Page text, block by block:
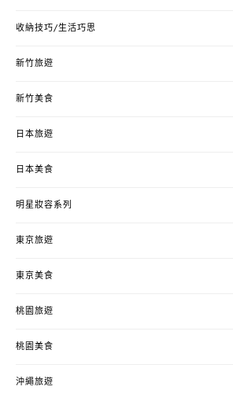
收納技巧/生活巧思
新竹旅遊
新竹美食
日本旅遊
日本美食
明星妝容系列
東京旅遊
東京美食
桃園旅遊
桃園美食
沖繩旅遊